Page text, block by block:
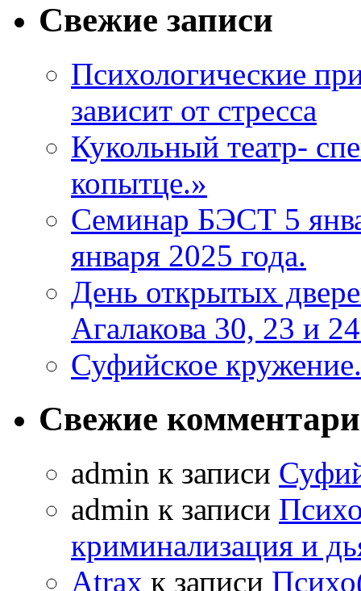
Свежие записи
Психологические
зависит от стресса
Кукольный театр-
копытце.»
Семинар БЭСТ 5
января 2025 года.
День открытых
Агалакова 30, 23 и
Суфийское кружение.
Свежие
admin к записи
admin к записи
криминализация и
Atrax к записи